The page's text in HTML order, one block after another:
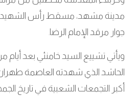
مدينة مشهد، مسقط رأس الشهيد،
جوار مرقد الإمام الرضا
ويأتي تشييع السيد خامنئي بعد أيام
الحاشد الذي شهدته العاصمة
أكبر التجمعات الشعبية في تاريخ